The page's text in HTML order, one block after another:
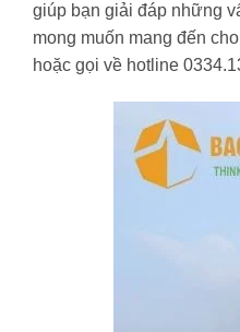
giúp bạn giải đáp những
mong muốn mang đến
hoặc gọi về hotline